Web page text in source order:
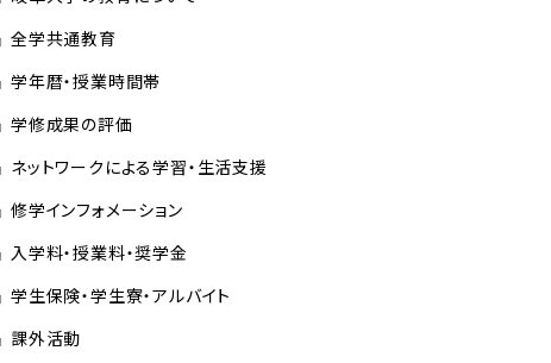
全学共通教育
学年暦・授業時間帯
学修成果の評価
ネットワークによる学習・生活支援
修学インフォメーション
入学料・授業料・奨学金
学生保険・学生寮・アルバイト
課外活動